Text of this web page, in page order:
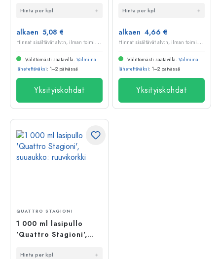
Hinta per kpl
alkaen 5,08 €
H
innat sisältävät alv:n, ilman toimituskuluja
Välittömästi saatavilla. Valmiina
lähetettäväksi: 1–2 päivässä
Yksityiskohdat
Hinta per kpl
alkaen 4,66 €
H
innat sisältävät alv:n, ilman toimituskuluja
Välittömästi saatavilla. Valmiina
lähetettäväksi: 1–2 päivässä
Yksityiskohdat
QUATTRO STAGIONI
1 000 ml lasipullo
'Quattro Stagioni',
Hinta per kpl